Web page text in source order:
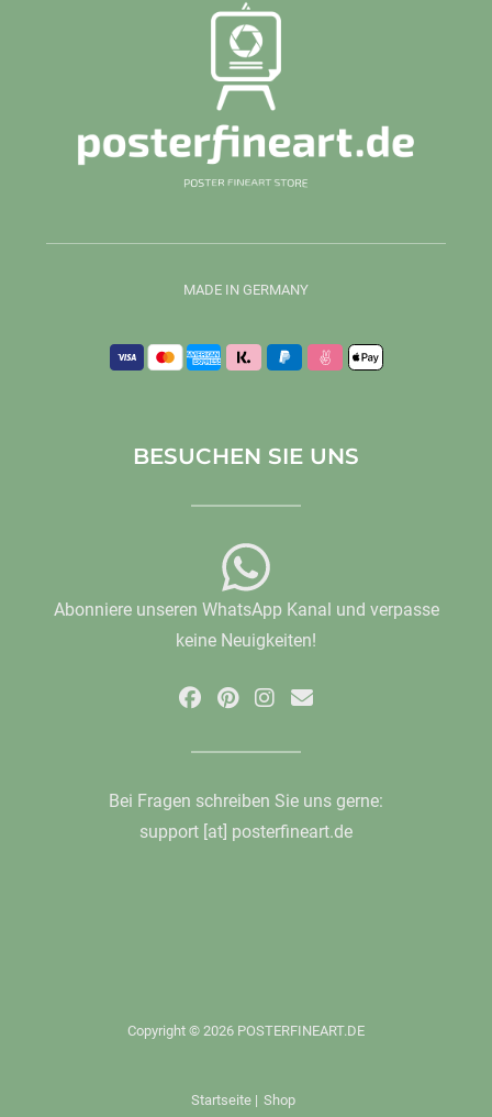
MADE IN GERMANY
BESUCHEN SIE UNS
Abonniere unseren WhatsApp Kanal und verpasse
keine Neuigkeiten!
Bei Fragen schreiben Sie uns gerne:
support [at] posterfineart.de
Copyright © 2026 POSTERFINEART.DE
Startseite | Shop